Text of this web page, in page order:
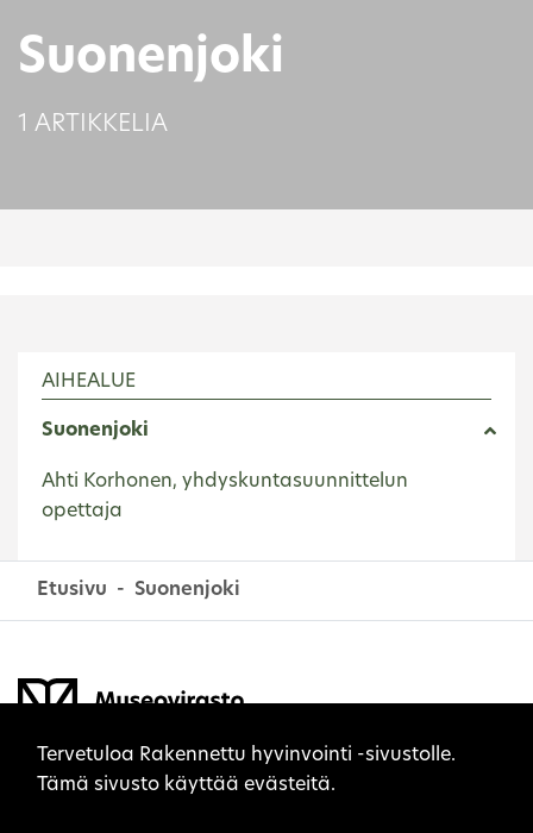
Suonenjoki
1 ARTIKKELIA
AIHEALUE
Suonenjoki
Ahti Korhonen, yhdyskuntasuunnittelun
opettaja
Etusivu Suonenjoki
Sivuston evästeet
Tervetuloa Rakennettu hyvinvointi -sivustolle.
Tämä sivusto käyttää evästeitä.